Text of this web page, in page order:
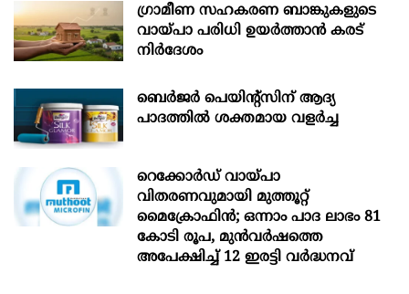
ഗ്രാമീണ സഹകരണ ബാങ്കുകളുടെ
വായ്പാ പരിധി ഉയർത്താൻ കരട്
നിർദേശം
ബെർജർ പെയിന്റ്സിന് ആദ്യ
പാദത്തിൽ ശക്തമായ വളർച്ച
റെക്കോർഡ് വായ്പാ
വിതരണവുമായി മുത്തൂറ്റ്
മൈക്രോഫിൻ; ഒന്നാം പാദ ലാഭം 81
കോടി രൂപ, മുൻവർഷത്തെ
അപേക്ഷിച്ച് 12 ഇരട്ടി വർദ്ധനവ്